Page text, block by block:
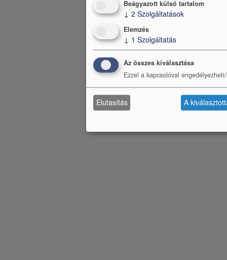
Beágyazott külső tartalom
↓ 2 Szolgáltatások
Elemzés
↓ 1 Szolgáltatás
Az összes kiválasztása
Ezzel a kapcsolóval
Elutasítás A